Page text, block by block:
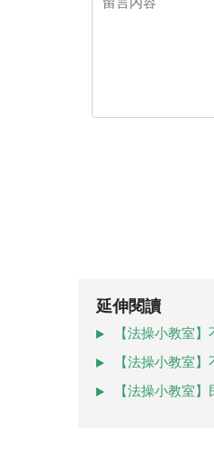
延伸閱讀
【法操小教室
【法操小教室
【法操小教室